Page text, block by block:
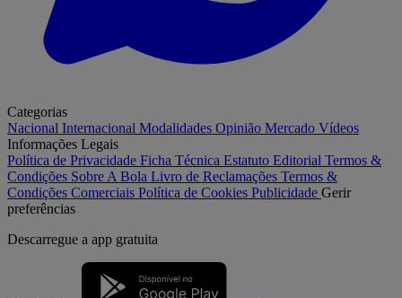
Categorias
Nacional Internacional Modalidades Opinião Mercado Vídeos
Informações Legais
Política de Privacidade Ficha Técnica Estatuto Editorial Termos &
Condições Sobre A Bola Livro de Reclamações Termos &
Condições Comerciais Política de Cookies Publicidade Gerir
preferências
Descarregue a app gratuita